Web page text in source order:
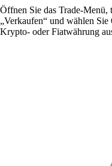
Öffnen Sie das Trade-Menü,
„Verkaufen“ und wählen
Krypto- oder Fiatwährung